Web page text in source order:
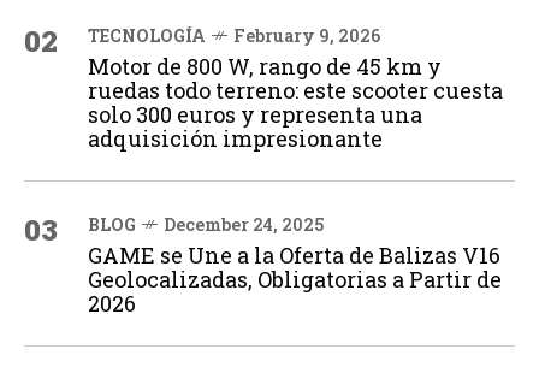
02 TECNOLOGÍA February 9, 2026
Motor de 800 W, rango de 45 km y
ruedas todo terreno: este scooter cuesta
solo 300 euros y representa una
adquisición impresionante
03 BLOG December 24, 2025
GAME se Une a la Oferta de Balizas V16
Geolocalizadas, Obligatorias a Partir de
2026